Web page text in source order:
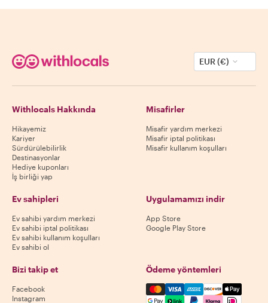
EUR (€)
Withlocals Hakkında
Hikayemiz
Kariyer
Sürdürülebilirlik
Destinasyonlar
Hediye kuponları
İş birliği yap
Misafirler
Misafir yardım merkezi
Misafir iptal politikası
Misafir kullanım koşulları
Ev sahipleri
Ev sahibi yardım merkezi
Ev sahibi iptal politikası
Ev sahibi kullanım koşulları
Ev sahibi ol
Uygulamamızı indir
App Store
Google Play Store
Bizi takip et
Facebook
Instagram
Ödeme yöntemleri
Mastercard, Visa, Amex,